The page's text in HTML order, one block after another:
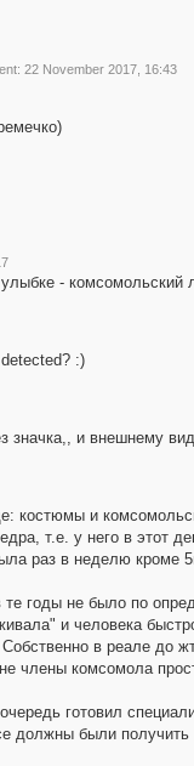
22 November 2017, 16:43
- комсомольский
:)
значка,, и внешнему
костюмы и
т.е. у него в этот
раз в неделю кроме
годы не было по
и человека
в реале до
члены комсомола
готовил
должны были получить